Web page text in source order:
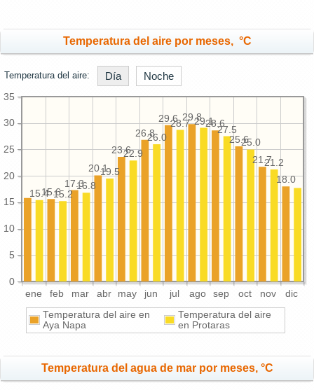
Temperatura del aire por meses, °C
Temperatura del aire: Día Noche
ene feb mar abr may jun jul ago sep oct nov dic
0
5
10
15
20
25
30
35
18.0
21.7
25.6
28.6
29.8
29.6
26.8
23.6
20.1
17.3
15.6
21.2
25.0
27.5
29.1
28.7
26.0
22.9
19.5
16.8
15.2
15.4
Temperatura del aire en
Aya Napa
Temperatura del aire
en Protaras
Temperatura del agua de mar por meses, °C